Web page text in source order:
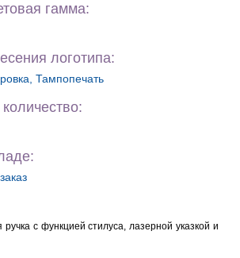
гамма:
логотипа:
Тампопечать
ручка с функцией стилуса, лазерной указкой и